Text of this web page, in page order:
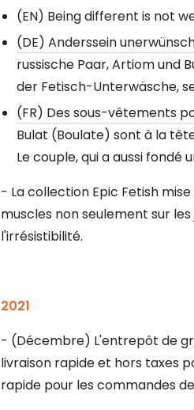
(EN) Being different is not
(DE) Anderssein
russische Paar, Artiom und
der Fetisch-Unterwäsche,
(FR) Des sous-vêtements
Bulat (Boulate) sont à la
Le couple, qui a aussi fondé
- La collection Epic Fetish
muscles non seulement sur
l'irrésistibilité.
2021
- (Décembre) L'entrepôt de
livraison rapide et hors taxes
rapide pour les commandes